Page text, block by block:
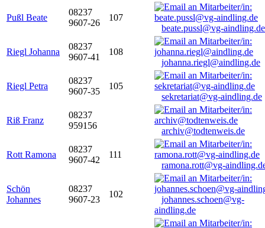
Pußl Beate
08237
9607-26
107
beate.pussl@vg-aindling.de
Riegl Johanna
08237
9607-41
108
johanna.riegl@aindling.de
Riegl Petra
08237
9607-35
105
sekretariat@vg-aindling.de
Riß Franz
08237
959156
archiv@todtenweis.de
Rott Ramona
08237
9607-42
111
ramona.rott@vg-
Schön
Johannes
08237
9607-23
102
johannes.schoen@vg-
aindling.de